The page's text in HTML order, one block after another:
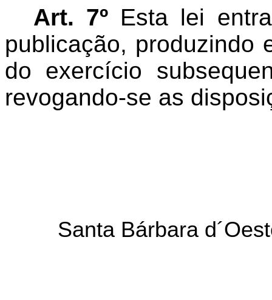
Art. 7º Esta lei
publicação, produzindo
do exercício
revogando-se as
Santa Bárbara